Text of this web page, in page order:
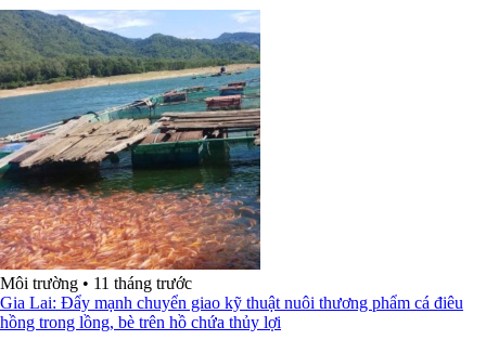
Môi trường • 11 tháng trước
Gia Lai: Đẩy mạnh chuyển giao kỹ thuật nuôi thương phẩm cá điêu
hồng trong lồng, bè trên hồ chứa thủy lợi